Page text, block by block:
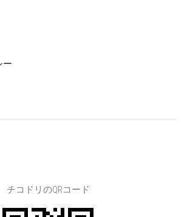
ー
チコドリのQRコード